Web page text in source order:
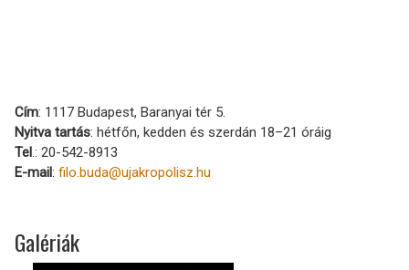
Cím: 1117 Budapest, Baranyai tér 5.
Nyitva tartás: hétfőn, kedden és szerdán 18–21 óráig
Tel.: 20-542-8913
E-mail: filo.buda@ujakropolisz.hu
Galériák